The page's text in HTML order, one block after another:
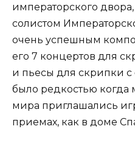
императорского
солистом
очень успешным
его 7 концертов для
и пьесы для скрипки с
было редкостью когда
мира приглашались
приемах, как в доме